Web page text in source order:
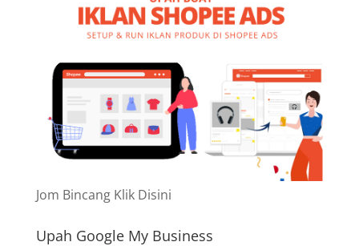
Jom Bincang Klik Disini
Upah Google My Business